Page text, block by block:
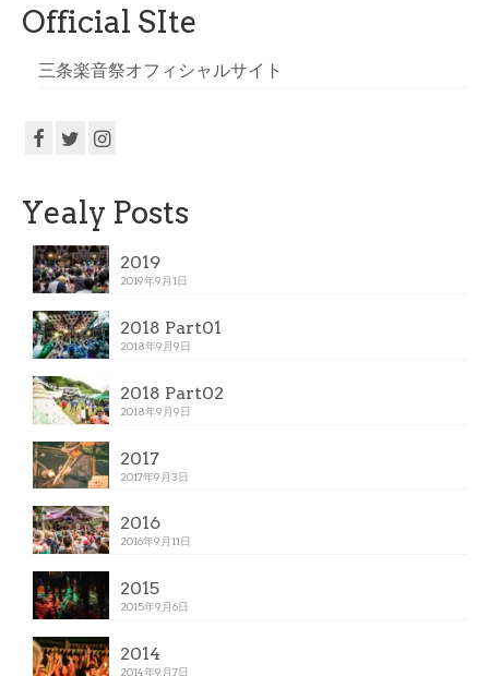
Official SIte
三条楽音祭オフィシャルサイト
Yealy Posts
2019
2019年9月1日
2018 Part01
2018年9月9日
2018 Part02
2018年9月9日
2017
2017年9月3日
2016
2016年9月11日
2015
2015年9月6日
2014
2014年9月7日